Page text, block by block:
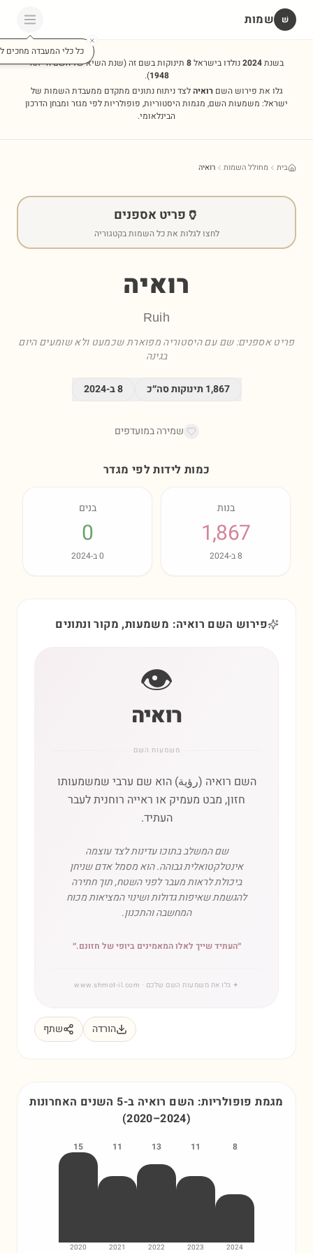
שׁ שמות
כל כלי המעבדה מחכים
בשנת2024נולדו בישראל8 תינוקות בשם זה(שנת השיא של השם הייתה
1948
).
גלו את פירוש השםרואיהלצד ניתוח נתונים מתקדם ממעבדת השמות של
ישראל: משמעות השם, מגמות היסטוריות, פופולריות לפי מגזר ומבחן הדרכון
הבינלאומי.
בית מחולל השמות רואיה
🏺 פריט אספנים
לחצו לגלות את כל השמות בקטגוריה
רואיה
Ruih
פריט אספנים: שם עם היסטוריה מפוארת שכמעט ולא שומעים היום
בגינה
1,867 תינוקות סה״כ 8ב-2024
שמירה במועדפים
כמות לידות לפי מגדר
בנות
1,867
8ב-2024
בנים
0
0ב-2024
פירוש השם רואיה: משמעות, מקור ונתונים
👁️
רואיה
משמעות השם
השם רואיה (رؤية) הוא שם ערבי שמשמעותו
חזון, מבט מעמיק או ראייה רוחנית לעבר
העתיד.
שם המשלב בתוכו עדינות לצד עוצמה
אינטלקטואלית גבוהה. הוא מסמל אדם שניחן
ביכולת לראות מעבר לפני השטח, תוך חתירה
להגשמת שאיפות גדולות ושינוי המציאות מכוח
המחשבה והתכנון.
״העתיד שייך לאלו המאמינים ביופי של חזונם.״
✦ גלו את משמעות השם שלכם · www.shmot-il.com
הורדה שתף
מגמת פופולריות: השם רואיה ב-5 השנים האחרונות
(2020–2024)
8
2024
11
2023
13
2022
11
2021
15
2020